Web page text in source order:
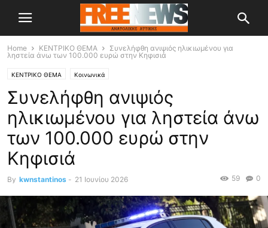
Home ΚΕΝΤΡΙΚΟ ΘΕΜΑ
Συνελήφθη ανιψιός ηλικιωμένου για
ληστεία άνω των 100.000 ευρώ στην Κηφισιά
ΚΕΝΤΡΙΚΟ ΘΕΜΑ Κοινωνικά
Συνελήφθη ανιψιός
ηλικιωμένου για ληστεία άνω
των 100.000 ευρώ στην
Κηφισιά
By kwnstantinos - 21 Ιουνίου 2026 0
59